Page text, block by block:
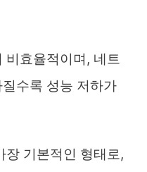
비효율적이며, 네트
수록 성능 저하가
장 기본적인 형태로,